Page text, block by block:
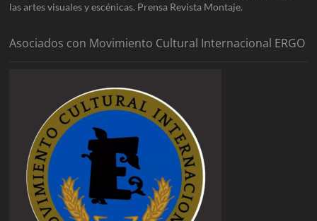
las artes visuales y escénicas. Prensa Revista Montaje.
Asociados con Movimiento Cultural Internacional ERGO